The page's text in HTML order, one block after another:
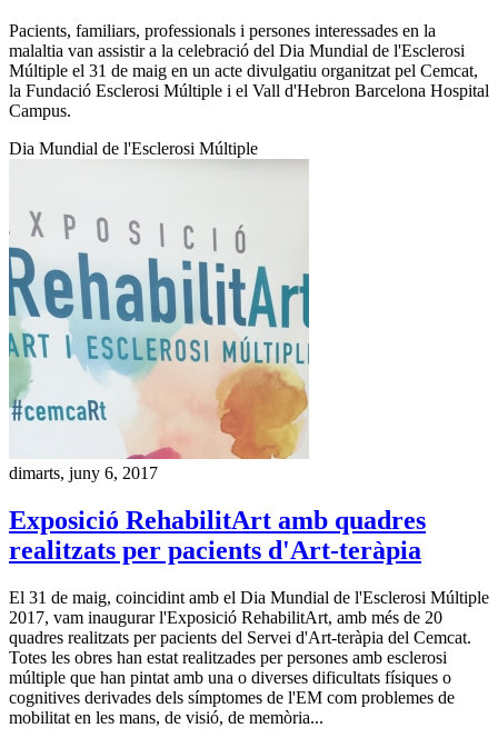
Pacients, familiars, professionals i persones interessades en la
malaltia van assistir a la celebració del Dia Mundial de l'Esclerosi
Múltiple el 31 de maig en un acte divulgatiu organitzat pel Cemcat,
la Fundació Esclerosi Múltiple i el Vall d'Hebron Barcelona Hospital
Campus.
Dia Mundial de l'Esclerosi Múltiple
dimarts, juny 6, 2017
Exposició RehabilitArt amb quadres
realitzats per pacients d'Art-teràpia
El 31 de maig, coincidint amb el Dia Mundial de l'Esclerosi Múltiple
2017, vam inaugurar l'Exposició RehabilitArt, amb més de 20
quadres realitzats per pacients del Servei d'Art-teràpia del Cemcat.
Totes les obres han estat realitzades per persones amb esclerosi
múltiple que han pintat amb una o diverses dificultats físiques o
cognitives derivades dels símptomes de l'EM com problemes de
mobilitat en les mans, de visió, de memòria...